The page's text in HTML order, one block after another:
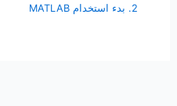
2. بدء استخدام MATLAB